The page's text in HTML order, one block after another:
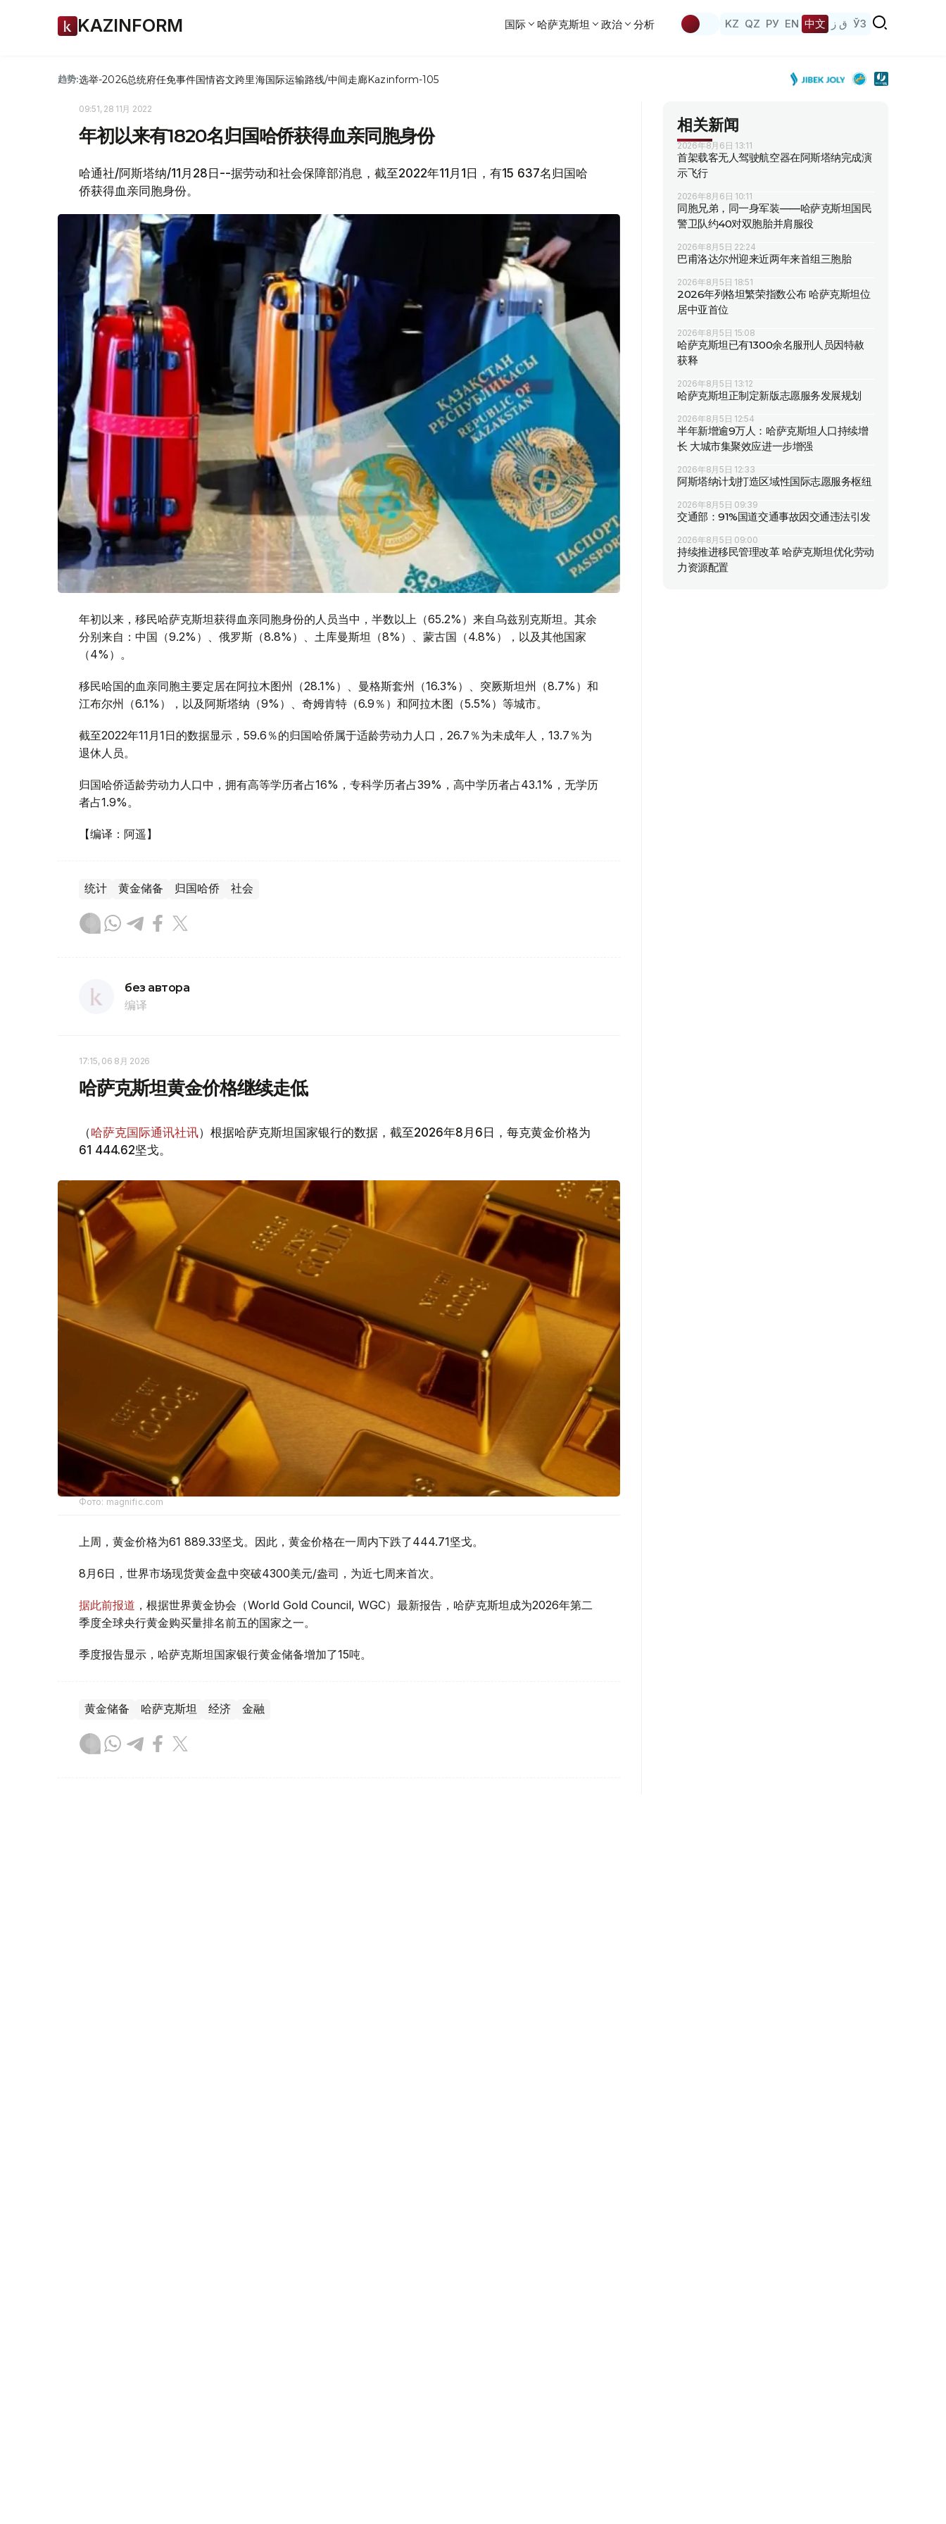
KAZINFORM 国际 哈萨克斯坦 政治 分析 KZ QZ РУ EN 中文 ق ز ЎЗ
趋势:选举-2026总统府任免事件国情咨文跨里海国际运输路线/中间走廊Kazinform-105
09:51, 28 11月 2022
年初以来有1820名归国哈侨获得血亲同胞身份
哈通社/阿斯塔纳/11月28日--据劳动和社会保障部消息，截至2022年11月1日，有15 637名归国哈
侨获得血亲同胞身份。
年初以来，移民哈萨克斯坦获得血亲同胞身份的人员当中，半数以上（65.2%）来自乌兹别克斯坦。其余
分别来自：中国（9.2%）、俄罗斯（8.8%）、土库曼斯坦（8%）、蒙古国（4.8%），以及其他国家
（4%）。
移民哈国的血亲同胞主要定居在阿拉木图州（28.1%）、曼格斯套州（16.3%）、突厥斯坦州（8.7%）和
江布尔州（6.1%），以及阿斯塔纳（9%）、奇姆肯特（6.9％）和阿拉木图（5.5%）等城市。
截至2022年11月1日的数据显示，59.6％的归国哈侨属于适龄劳动力人口，26.7％为未成年人，13.7％为
退休人员。
归国哈侨适龄劳动力人口中，拥有高等学历者占16%，专科学历者占39%，高中学历者占43.1%，无学历
者占1.9%。
【编译：阿遥】
统计 黄金储备 归国哈侨 社会
без автора
编译
17:15, 06 8月 2026
哈萨克斯坦黄金价格继续走低
（哈萨克国际通讯社讯）根据哈萨克斯坦国家银行的数据，截至2026年8月6日，每克黄金价格为
61 444.62坚戈。
Фото: magnific.com
上周，黄金价格为61 889.33坚戈。因此，黄金价格在一周内下跌了444.71坚戈。
8月6日，世界市场现货黄金盘中突破4300美元/盎司，为近七周来首次。
据此前报道 ，根据世界黄金协会（World Gold Council, WGC）最新报告，哈萨克斯坦成为2026年第二
季度全球央行黄金购买量排名前五的国家之一。
季度报告显示，哈萨克斯坦国家银行黄金储备增加了15吨。
黄金储备 哈萨克斯坦 经济 金融
相关新闻
2026年8月6日 13:11
首架载客无人驾驶航空器在阿斯塔纳完成演
示飞行
2026年8月6日 10:11
同胞兄弟，同一身军装——哈萨克斯坦国民
警卫队约40对双胞胎并肩服役
2026年8月5日 22:24
巴甫洛达尔州迎来近两年来首组三胞胎
2026年8月5日 18:51
2026年列格坦繁荣指数公布 哈萨克斯坦位
居中亚首位
2026年8月5日 15:08
哈萨克斯坦已有1300余名服刑人员因特赦
获释
2026年8月5日 13:12
哈萨克斯坦正制定新版志愿服务发展规划
2026年8月5日 12:54
半年新增逾9万人：哈萨克斯坦人口持续增
长 大城市集聚效应进一步增强
2026年8月5日 12:33
阿斯塔纳计划打造区域性国际志愿服务枢纽
2026年8月5日 09:39
交通部：91%国道交通事故因交通违法引发
2026年8月5日 09:00
持续推进移民管理改革 哈萨克斯坦优化劳动
力资源配置